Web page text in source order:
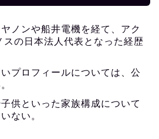
ノンや船井電機を経て、アク
スの日本法人代表となった経歴
プロフィールについては、公
供といった家族構成について
ない。